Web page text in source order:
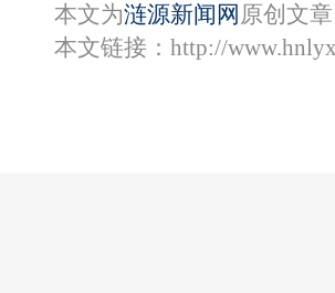
本文为涟源新闻网 原创文
本文链接： http://